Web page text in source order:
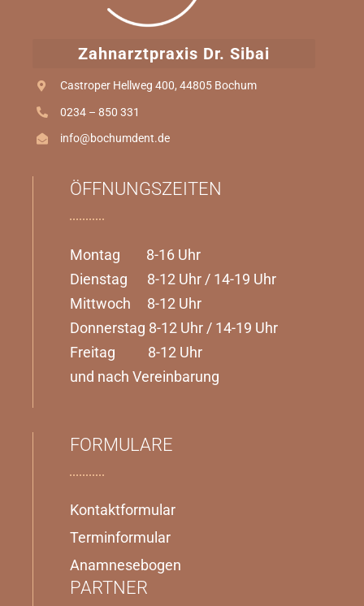
Zahnarztpraxis Dr. Sibai
Castroper Hellweg 400, 44805 Bochum
0234 – 850 331
info@bochumdent.de
ÖFFNUNGSZEITEN
Montag 8-16 Uhr
Dienstag 8-12 Uhr / 14-19 Uhr
Mittwoch 8-12 Uhr
Donnerstag 8-12 Uhr / 14-19 Uhr
Freitag 8-12 Uhr
und nach Vereinbarung
FORMULARE
Kontaktformular
Terminformular
Anamnesebogen
PARTNER